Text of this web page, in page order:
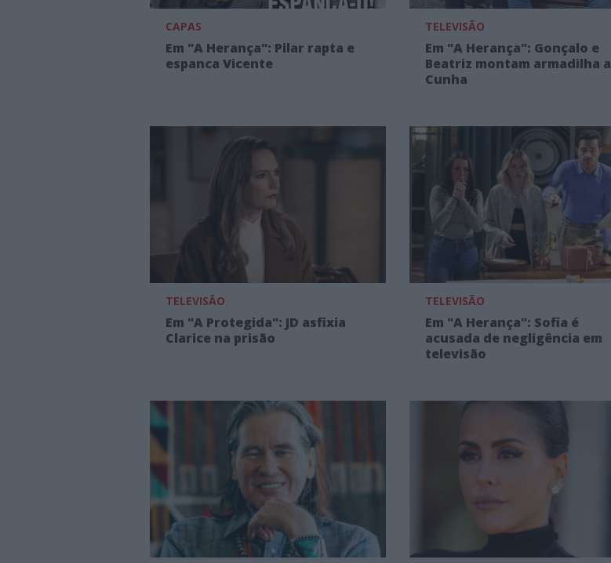
CAPAS
Em "A Herança": Pilar rapta e
espanca Vicente
TELEVISÃO
Em "A Herança": Gonçalo e
Beatriz montam armadilha a
Cunha
TELEVISÃO
Em "A Protegida": JD asfixia
Clarice na prisão
TELEVISÃO
Em "A Herança": Sofia é
acusada de negligência em
televisão